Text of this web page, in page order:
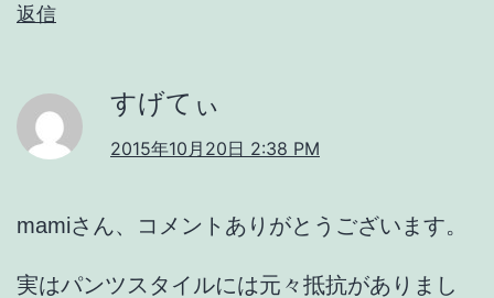
返信
すげてぃ
2015年10月20日 2:38 PM
mamiさん、コメントありがとうございます。
実はパンツスタイルには元々抵抗がありまし